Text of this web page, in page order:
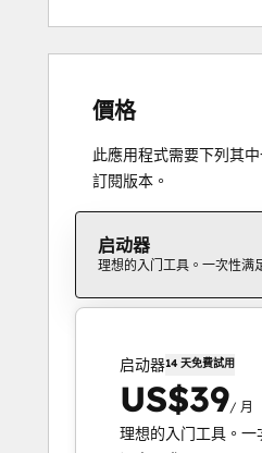
價格
此應用程式需要下列其
訂閱版本。
启动器
理想的入门工具。一次性满
启动器14 天免費試用
US$39/ 月
理想的入门工具。